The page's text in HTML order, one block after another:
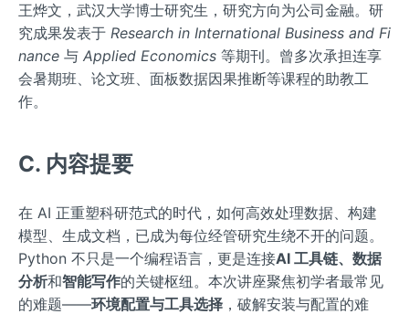
王烨文，武汉大学博士研究生，研究方向为公司金融。研
究成果发表于 Research in International Business and Fi
nance 与 Applied Economics 等期刊。曾多次承担连享
会暑期班、论文班、面板数据因果推断等课程的助教工
作。
C. 内容提要
在 AI 正重塑科研范式的时代，如何高效处理数据、构建
模型、生成文档，已成为每位经管研究生绕不开的问题。
Python 不只是一个编程语言，更是连接AI 工具链、数据
分析和智能写作的关键枢纽。本次讲座聚焦初学者最常见
的难题——环境配置与工具选择 ，破解安装与配置的难